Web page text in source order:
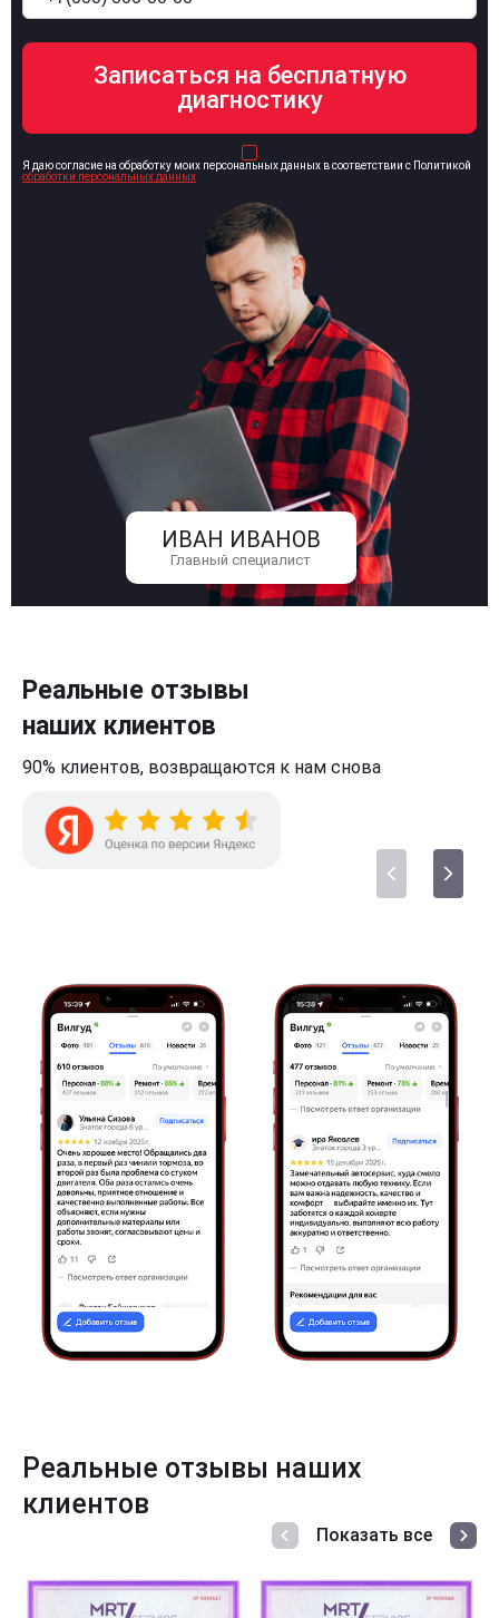
ИВАН ИВАНОВ
Главный специалист
Я даю согласие на обработку моих персональных данных в соответствии с Политикой
обработки персональных данных
Реальные отзывы
наших клиентов
90% клиентов, возвращаются к нам снова
Реальные отзывы наших
клиентов
Показать все